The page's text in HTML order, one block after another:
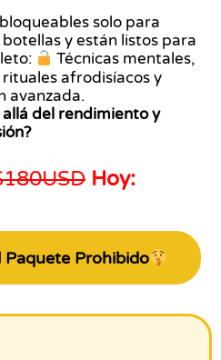
solo para
y están listos para
Técnicas mentales,
afrodisíacos y
avanzada.
del rendimiento y
Hoy:
Paquete Prohibido